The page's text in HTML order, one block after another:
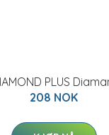
PLUS
208 NOK